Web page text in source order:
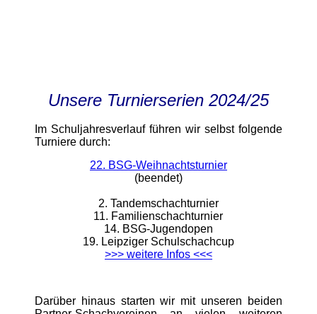
Unsere Turnierserien 2024/25
Im Schuljahresverlauf führen wir selbst folgende
Turniere durch:
22. BSG-Weihnachtsturnier
(beendet)
2. Tandemschachturnier
11. Familienschachturnier
14. BSG-Jugendopen
19. Leipziger Schulschachcup
>>> weitere Infos <<<
Darüber hinaus starten wir mit unseren beiden